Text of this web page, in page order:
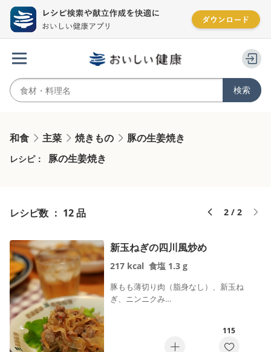
和食 主菜 焼きもの 豚の生姜焼き
レシピ： 豚の生姜焼き
レシピ数 ： 12 品 2 / 2
新玉ねぎの四川風炒め
217 kcal 食塩 1.3 g
豚もも薄切り肉（脂身なし）、新玉ね
ぎ、ニンニクみ…
115